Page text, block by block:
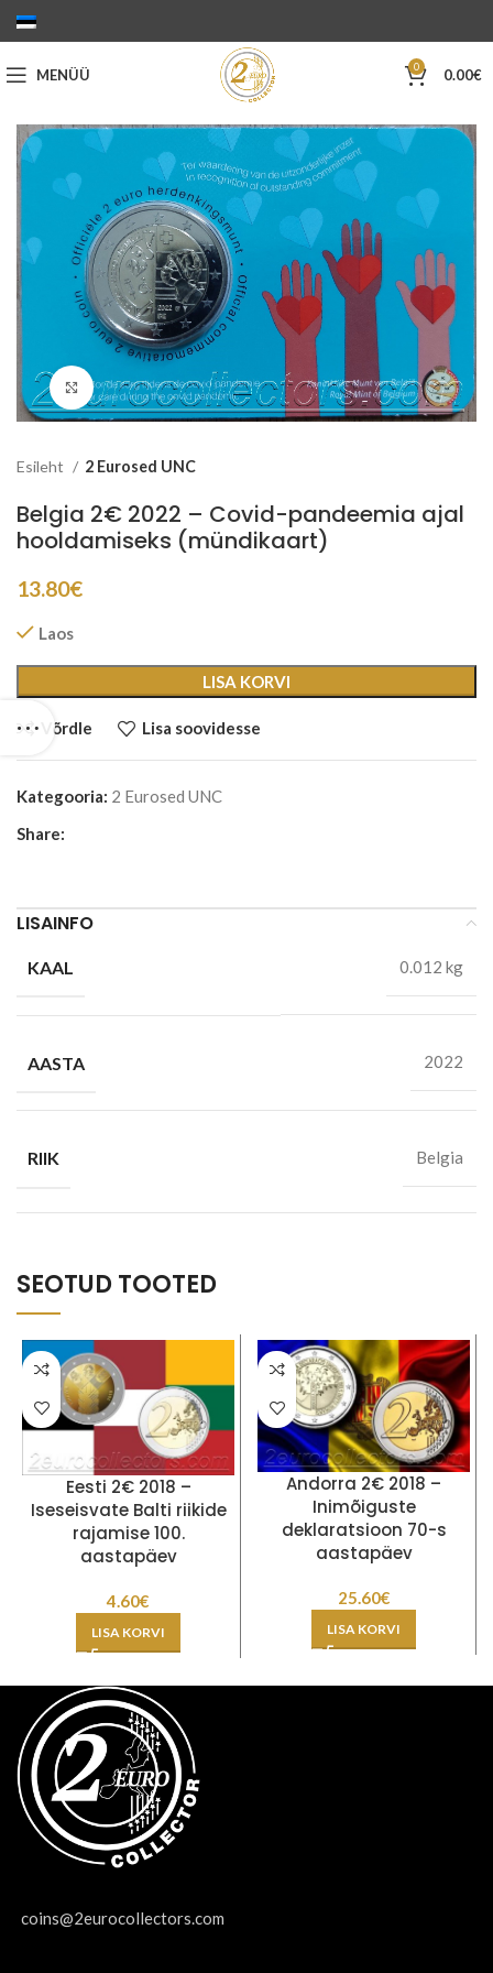
MENÜÜ 0 0.00€
Suurenda
Esileht 2 Eurosed UNC
Belgia 2€ 2022 – Covid-pandeemia ajal
hooldamiseks (mündikaart)
13.80€
Laos
LISA KORVI
Võrdle Lisa soovidesse
Kategooria: 2 Eurosed UNC
Share:
LISAINFO
KAAL 0.012 kg
AASTA 2022
RIIK Belgia
SEOTUD TOOTED
Eesti 2€ 2018 –
Iseseisvate Balti riikide
rajamise 100.
aastapäev
4.60€
LISA KORVI
Andorra 2€ 2018 –
Inimõiguste
deklaratsioon 70-s
aastapäev
25.60€
LISA KORVI
coins@2eurocollectors.com